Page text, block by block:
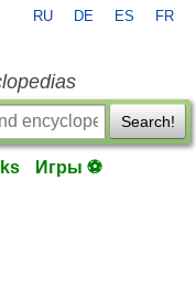
RU DE ES FR
Search!
Игры ⚽